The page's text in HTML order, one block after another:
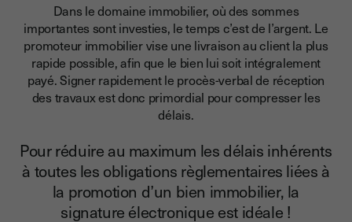
Dans le domaine immobilier, où des sommes
importantes sont investies, le temps c’est de l’argent. Le
promoteur immobilier vise une livraison au client la plus
rapide possible, afin que le bien lui soit intégralement
payé. Signer rapidement le procès-verbal de réception
des travaux est donc primordial pour compresser les
délais.
Pour réduire au maximum les délais inhérents
à toutes les obligations règlementaires liées à
la promotion d’un bien immobilier, la
signature électronique est idéale !